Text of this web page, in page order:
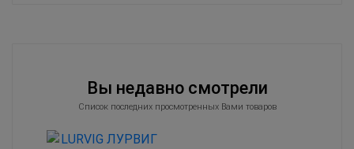
Вы недавно смотрели
Список последних просмотренных Вами товаров